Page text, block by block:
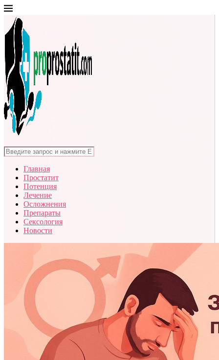
Главная
Простатит
Потенция
Лечение
Осложнения
Препараты
Сексология
Новости